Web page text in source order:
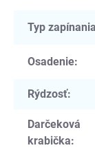
Typ zapínania
Osadenie:
Rýdzosť:
Darčeková
krabička: